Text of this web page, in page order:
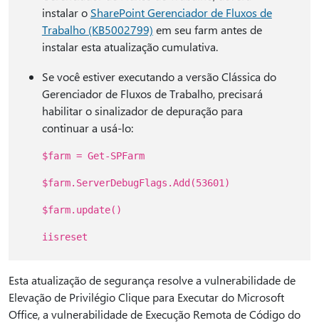
instalar o SharePoint Gerenciador de Fluxos de
Trabalho (KB5002799) em seu farm antes de
instalar esta atualização cumulativa.
Se você estiver executando a versão Clássica do
Gerenciador de Fluxos de Trabalho, precisará
habilitar o sinalizador de depuração para
continuar a usá-lo:
$farm = Get-SPFarm
$farm.ServerDebugFlags.Add(53601)
$farm.update()
iisreset
Esta atualização de segurança resolve a vulnerabilidade de
Elevação de Privilégio Clique para Executar do Microsoft
Office, a vulnerabilidade de Execução Remota de Código do